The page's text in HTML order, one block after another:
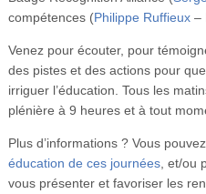
compétences (Philippe Ruffieux–
Venez pour écouter, pour
des pistes et des actions pour
irriguer l’éducation. Tous les
plénière à 9 heures et à tout
Plus d’informations ? Vous
éducation de ces journées, et/ou
vous présenter et favoriser les